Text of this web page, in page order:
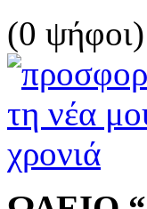
(0 ψήφοι)